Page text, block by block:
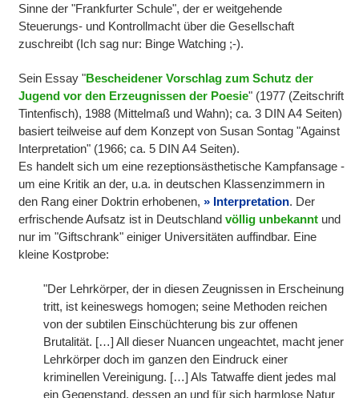
Sinne der "Frankfurter Schule", der er weitgehende
Steuerungs- und Kontrollmacht über die Gesellschaft
zuschreibt (Ich sag nur: Binge Watching ;-).
Sein Essay "Bescheidener Vorschlag zum Schutz der
Jugend vor den Erzeugnissen der Poesie" (1977 (Zeitschrift
Tintenfisch), 1988 (Mittelmaß und Wahn); ca. 3 DIN A4 Seiten)
basiert teilweise auf dem Konzept von Susan Sontag "Against
Interpretation" (1966; ca. 5 DIN A4 Seiten).
Es handelt sich um eine rezeptionsästhetische Kampfansage -
um eine Kritik an der, u.a. in deutschen Klassenzimmern in
den Rang einer Doktrin erhobenen,
Interpretation. Der
erfrischende Aufsatz ist in Deutschlandvöllig unbekannt und
nur im "Giftschrank" einiger Universitäten auffindbar. Eine
kleine Kostprobe:
"Der Lehrkörper, der in diesen Zeugnissen in Erscheinung
tritt, ist keineswegs homogen; seine Methoden reichen
von der subtilen Einschüchterung bis zur offenen
Brutalität. […] All dieser Nuancen ungeachtet, macht jener
Lehrkörper doch im ganzen den Eindruck einer
kriminellen Vereinigung. […] Als Tatwaffe dient jedes mal
ein Gegenstand, dessen an und für sich harmlose Natur